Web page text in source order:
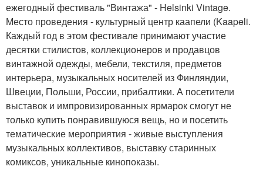
ежегодный фестиваль "Винтажа" - Helsinki Vintage.
Место проведения - культурный центр каапели (Kaapeli.
Каждый год в этом фестивале принимают участие
десятки стилистов, коллекционеров и продавцов
винтажной одежды, мебели, текстиля, предметов
интерьера, музыкальных носителей из Финляндии,
Швеции, Польши, России, прибалтики. А посетители
выставок и импровизированных ярмарок смогут не
только купить понравившуюся вещь, но и посетить
тематические мероприятия - живые выступления
музыкальных коллективов, выставку старинных
комиксов, уникальные кинопоказы.